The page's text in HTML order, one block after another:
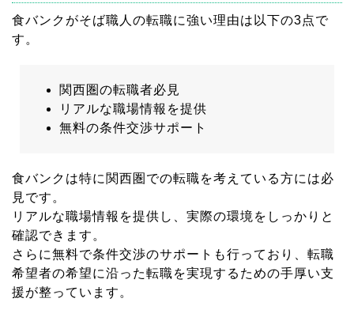
食バンクがそば職人の転職に強い理由は以下の3点で
す。
関西圏の転職者必見
リアルな職場情報を提供
無料の条件交渉サポート
食バンクは特に関西圏での転職を考えている方には必
見です。
リアルな職場情報を提供し、実際の環境をしっかりと
確認できます。
さらに無料で条件交渉のサポートも行っており、転職
希望者の希望に沿った転職を実現するための手厚い支
援が整っています。